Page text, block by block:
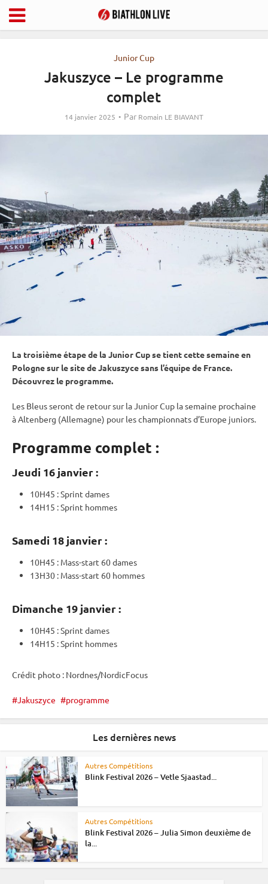
Junior Cup
Jakuszyce – Le programme
complet
14 janvier 2025 Par Romain LE BIAVANT
La troisième étape de la Junior Cupse tient cette semaine en
Pologne sur le site de Jakuszyce sans l’équipe de France.
Découvrez le programme.
Les Bleus seront de retour sur laJunior Cup la semaine prochaine
à Altenberg (Allemagne) pour les championnats d’Europe juniors.
Programme complet :
Jeudi 16 janvier :
10H45 :Sprint dames
14H15 :Sprint hommes
Samedi 18 janvier :
10H45 : Mass-start 60 dames
13H30 : Mass-start 60 hommes
Dimanche 19 janvier :
10H45 :Sprint dames
14H15 :Sprint hommes
Crédit photo : Nordnes/NordicFocus
Jakuszyce programme
Les dernières news
Autres Compétitions
Blink Festival 2026 – Vetle Sjaastad...
Autres Compétitions
Blink Festival 2026 – Julia Simon deuxième de
la...